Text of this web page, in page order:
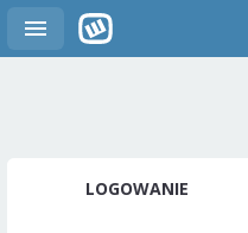
LOGOWANIE